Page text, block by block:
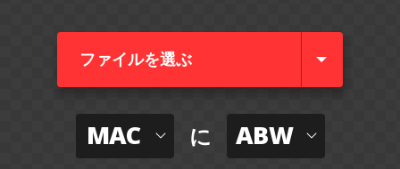
ファイルを選ぶ
MAC に ABW